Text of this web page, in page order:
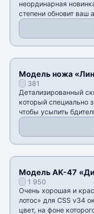
неординарная
степени обновит ваш
Модель ножа
381
Детализированный
который специально
чтобы усыпить
Модель AK-47
1 950
Очень хорошая и
лотос» для CSS v34
цвет, на фоне